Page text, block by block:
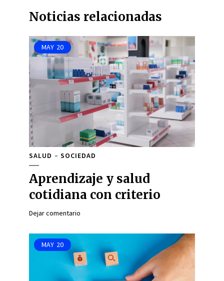
Noticias relacionadas
MAY 20
SALUD SOCIEDAD
Aprendizaje y salud
cotidiana con criterio
Dejar comentario
MAY 20